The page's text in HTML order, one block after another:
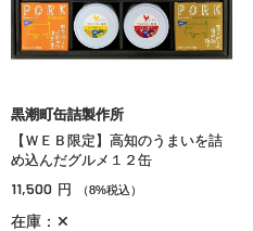
黒潮町缶詰製作所
【ＷＥＢ限定】高知のうまいを詰
め込んだグルメ１２缶
11,500 円 （8%税込）
在庫：✕